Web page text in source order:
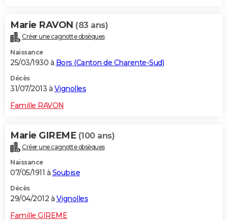
Marie RAVON (83 ans)
Créer une cagnotte obsèques
Naissance
25/03/1930 à Bors (Canton de Charente-Sud)
Décès
31/07/2013 à Vignolles
Famille RAVON
Marie GIREME (100 ans)
Créer une cagnotte obsèques
Naissance
07/05/1911 à Soubise
Décès
29/04/2012 à Vignolles
Famille GIREME